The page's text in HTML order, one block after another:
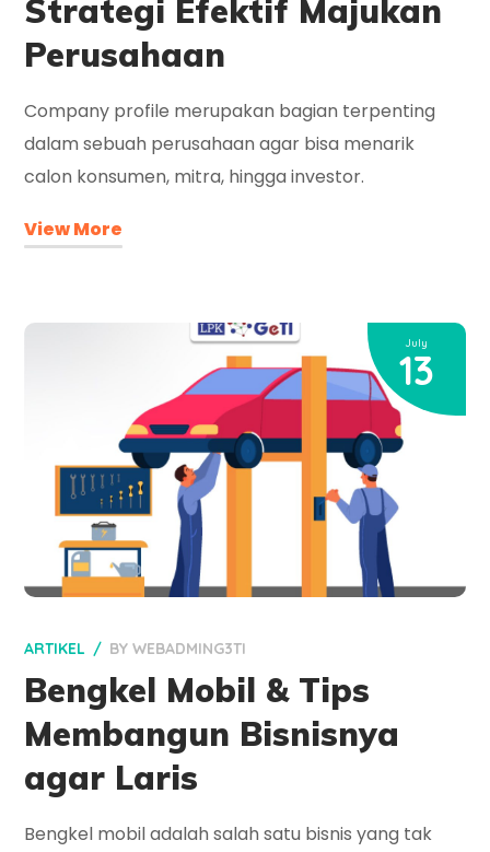
Strategi Efektif Majukan
Perusahaan
Company profile merupakan bagian terpenting
dalam sebuah perusahaan agar bisa menarik
calon konsumen, mitra, hingga investor.
View More
July
13
ARTIKEL BYWEBADMING3TI
Bengkel Mobil & Tips
Membangun Bisnisnya
agar Laris
Bengkel mobil adalah salah satu bisnis yang tak